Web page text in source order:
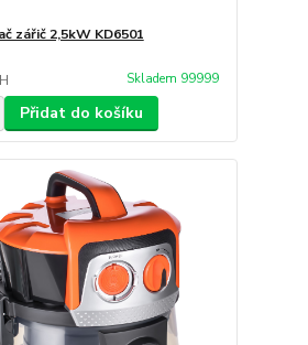
zářič 2,5kW KD6501
Skladem 99999
Přidat do košíku